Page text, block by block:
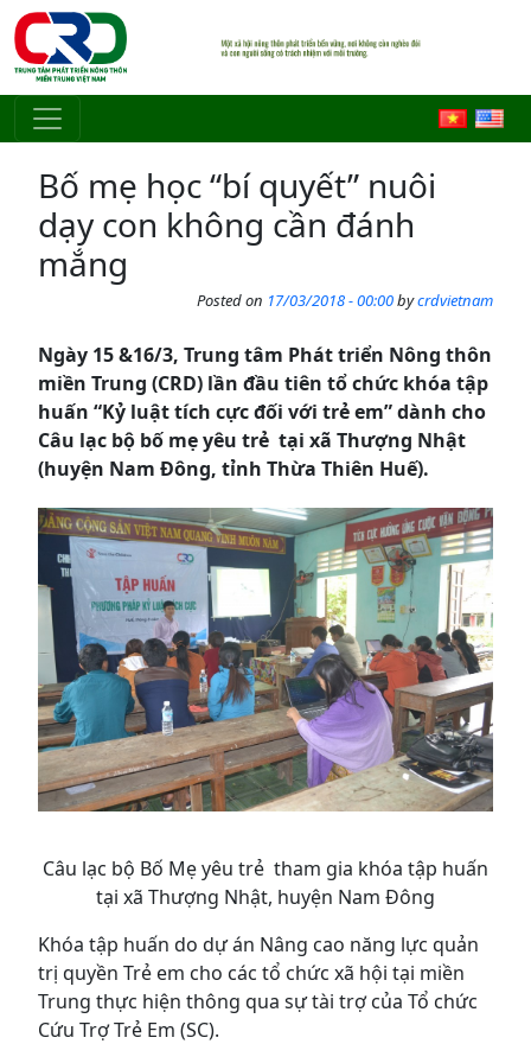
Skip to main content
Bố mẹ học “bí quyết” nuôi
dạy con không cần đánh
mắng
Posted on 17/03/2018 - 00:00bycrdvietnam
Ngày 15 &16/3, Trung tâm Phát triển Nông thôn
miền Trung (CRD) lần đầu tiên tổ chức khóa tập
huấn “Kỷ luật tích cực đối với trẻ em” dành cho
Câu lạc bộ bố mẹ yêu trẻ tại xã Thượng Nhật
(huyện Nam Đông, tỉnh Thừa Thiên Huế).
Câu lạc bộ Bố Mẹ yêu trẻ tham gia khóa tập huấn
tại xã Thượng Nhật, huyện Nam Đông
Khóa tập huấn do dự án Nâng cao năng lực quản
trị quyền Trẻ em cho các tổ chức xã hội tại miền
Trung thực hiện thông qua sự tài trợ của Tổ chức
Cứu Trợ Trẻ Em (SC).